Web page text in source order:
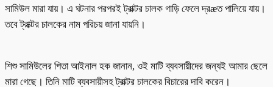
সামিউল মারা যায়। এ ঘটনার পরপরই ট্রাক্টর চালক গাড়ি ফেলে দ্রæত পালিয়ে যায়।
তবে ট্রাক্টর চালকের নাম পরিচয় জানা যায়নি।
শিশু সামিউলের পিতা আইনাল হক জানান, ওই মাটি ব্যবসায়ীদের জন্যই আমার ছেলে
মারা গেছে। তিনি মাটি ব্যবসায়ীসহ ট্রাক্টর চালকের বিচারের দাবি করেন।